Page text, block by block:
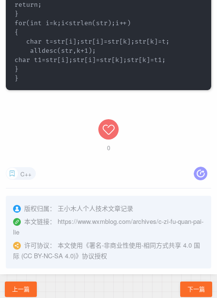
return;
}
for(int i=k;i<strlen(str);i++)
{
   char t=str[i];str[i]=str[k];str[k]=t;
    alldesc(str,k+1);
char t1=str[i];str[i]=str[k];str[k]=t1;
}
0
C++
版权归属：
王小木人个人技术文章记录
本文链接：
https://www.wxmblog.com/archives/c-zi-fu-quan-pai-
lie
许可协议：
本文使用《署名-非商业性使用-相同方式共享 4.0 国
际 (CC BY-NC-SA 4.0)》协议授权
上一篇 下一篇